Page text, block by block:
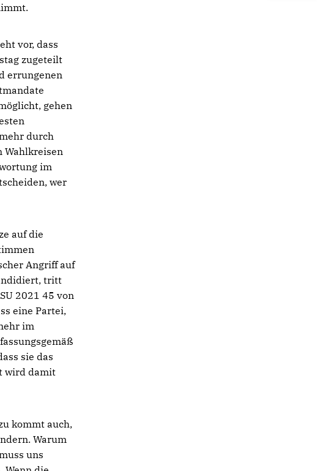
vor, dass
zugeteilt
errungenen
gehen
durch
Wahlkreisen
im
wer
auf die
Angriff auf
tritt
2021 45 von
eine Partei,
im
sie das
wird damit
kommt auch,
Warum
uns